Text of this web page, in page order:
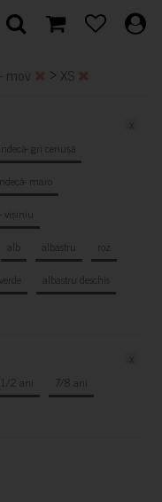
mov > XS
gri cenușă
maro
vișiniu
alb albastru
roz
verde
albastru deschis
1/2 ani
7/8 ani